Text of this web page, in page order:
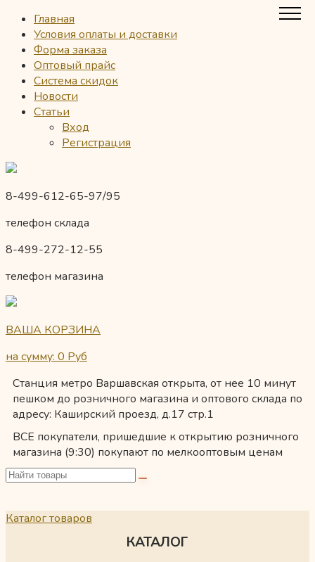
Главная
Условия оплаты и доставки
Форма заказа
Оптовый прайс
Система скидок
Новости
Статьи
Вход
Регистрация
8-499-612-65-97/95
телефон склада
8-499-272-12-55
телефон магазина
ВАША КОРЗИНА
на сумму: 0 Руб
Станция метро Варшавская открыта, от нее 10 минут
пешком до розничного магазина и оптового склада по
адресу: Каширский проезд, д.17 стр.1
ВСЕ покупатели, пришедшие к открытию розничного
магазина (9:30) покупают по мелкооптовым ценам
Каталог товаров
КАТАЛОГ